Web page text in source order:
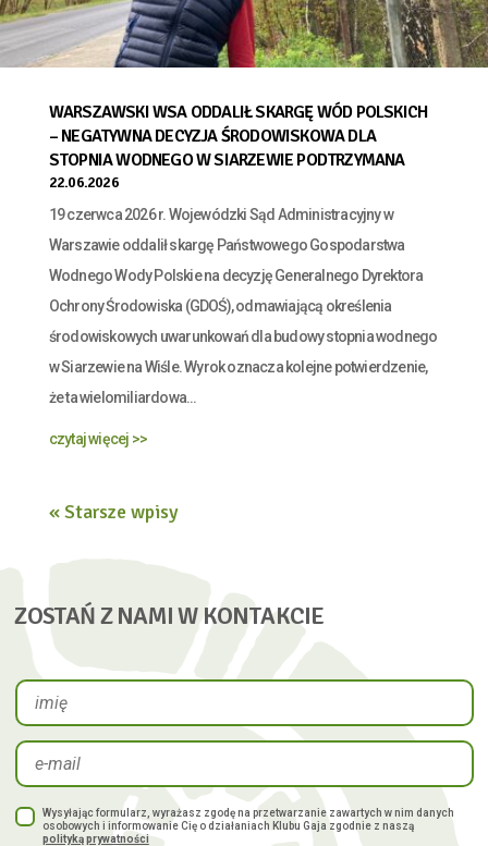
WARSZAWSKI WSA ODDALIŁ SKARGĘ WÓD POLSKICH
– NEGATYWNA DECYZJA ŚRODOWISKOWA DLA
STOPNIA WODNEGO W SIARZEWIE PODTRZYMANA
22.06.2026
19 czerwca 2026 r. Wojewódzki Sąd Administracyjny w
Warszawie oddalił skargę Państwowego Gospodarstwa
Wodnego Wody Polskie na decyzję Generalnego Dyrektora
Ochrony Środowiska (GDOŚ), odmawiającą określenia
środowiskowych uwarunkowań dla budowy stopnia wodnego
w Siarzewie na Wiśle. Wyrok oznacza kolejne potwierdzenie,
że ta wielomiliardowa...
czytaj więcej >>
« Starsze wpisy
ZOSTAŃ Z NAMI W KONTAKCIE
Wysyłając formularz, wyrażasz zgodę na przetwarzanie zawartych w nim danych
osobowych i informowanie Cię o działaniach Klubu Gaja zgodnie z naszą
polityką prywatności